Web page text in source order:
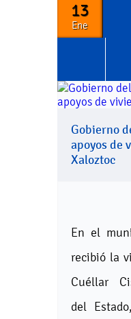
13
Ene
Gobierno
apoyos de
Xaloztoc
En el
recibió la
Cuéllar
del